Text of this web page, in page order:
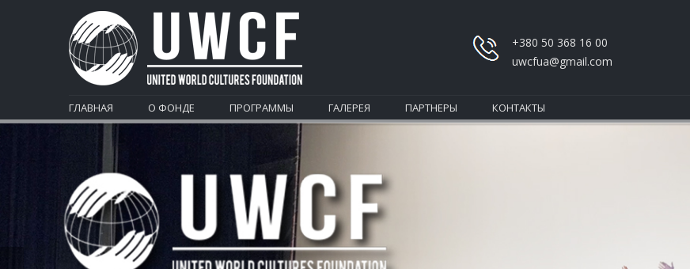
+380 50 368 16 00
uwcfua@gmail.com
ГЛАВНАЯ О ФОНДЕ ПРОГРАММЫ ГАЛЕРЕЯ ПАРТНЕРЫ КОНТАКТЫ